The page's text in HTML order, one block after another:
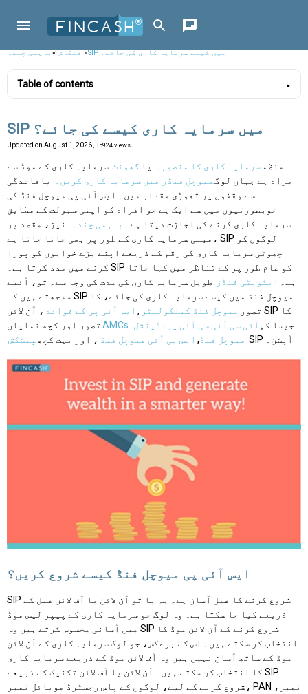
فنکاش»باہمی چندہ » SIP میں کیسے سرمایہ کاری کی جائے۔
Table of contents
SIP میں سرمایہ کاری کیسے کی جائے؟
Updated on August 1, 2026 , 35924 views
منظمسرمایہ کاری کا منصوبہ یا گھونٹ سرمایہ کاری کے موڈ سے
مراد ہے جہاں لوگمیوچل فنڈز میں سرمایہ کاری کریں۔
باقاعدگی
سے وقفوں پر تھوڑی مقدار میں۔ ایس آئی پی میوچل فنڈ کی
خوبصورتیوں میں سے ایک ہے جو افراد کو اپنی سہولت کے مطابق
سرمایہ کاری کرنے کی اجازت دیتا ہے۔ باہمی چندہ . نیز، مقصد پر
مبنی سرمایہ کاری کے طور پر بھی جانا جاتا ہے، SIP لوگوں کو
چھوٹی سرمایہ کاری کی رقم کے ذریعے اپنے بڑے خوابوں کو پورا
کرنے میں مدد کرتا ہے۔ SIP کو عام طور پر کے تناظر میں کہا جاتا
ہے۔ ایکویٹی فنڈز
طویل سرمایہ کاری کی مدت کی وجہ سے۔ تو، آئیے
سمجھتے ہیں کہ SIP میوچل فنڈ میں کیسے سرمایہ کاری کی جائے، کا
تصور میوچل فنڈ کیلکولیٹر , ایس آئی پی کے فوائد ، آن لائن SIP کا
تصور اور کچھ نمایاں AMCs جیسا کہآئی سی آئی سی آئی پراڈینشل
میوچل فنڈ, ایس بی آئی میوچل فنڈ ، اور بہت کچھپیشکش SIP آپشن۔
ایس آئی پی میوچل فنڈ کیسے شروع کریں؟
SIP شروع کرنے کا عمل آسان ہے۔ یہ یا تو آن لائن یا آف لائن عمل کے
ذریعے کیا جا سکتا ہے۔ وہ لوگ جو سرمایہ کاری کے پیپر لیس موڈ
میں آسانی محسوس کرتے ہیں وہ SIP شروع کرنے کے آن لائن موڈ کا
انتخاب کر سکتے ہیں۔ اس کے برعکس، جو لوگ سرمایہ کاری کے آن لائن
موڈ کے ساتھ آسان نہیں ہیں وہ آف لائن موڈ کے ذریعے سرمایہ کاری
کا انتخاب کر سکتے ہیں۔ آن لائن یا آف لائن تکنیک کے ذریعے SIP
شروع کرنے کے لیے، لوگوں کے پاس رجسٹرڈ موبائل نمبر، PAN نمبر،